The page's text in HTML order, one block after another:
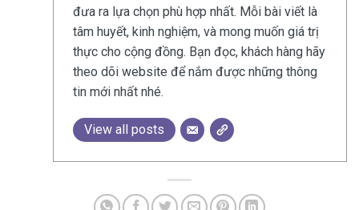
đưa ra lựa chọn phù hợp nhất. Mỗi bài viết là
tâm huyết, kinh nghiệm, và mong muốn giá trị
thực cho cộng đồng. Bạn đọc, khách hàng hãy
theo dõi website để nắm được những thông
tin mới nhất nhé.
View all posts